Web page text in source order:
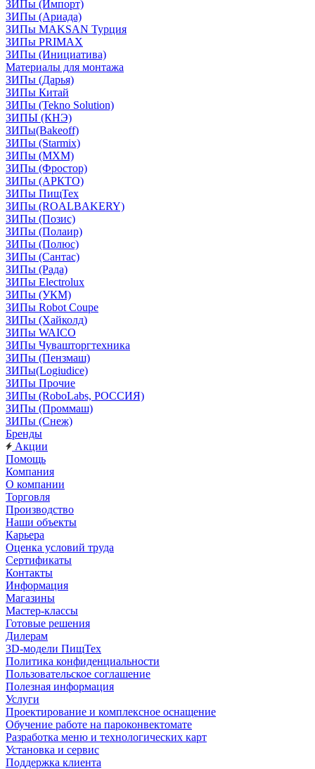
ЗИПы (Импорт)
ЗИПы (Ариада)
ЗИПы MAKSAN Турция
ЗИПы PRIMAX
ЗИПы (Инициатива)
Материалы для монтажа
ЗИПы (Дарья)
ЗИПы Китай
ЗИПы (Tekno Solution)
ЗИПЫ (КНЭ)
ЗИПы(Bakeoff)
ЗИПы (Starmix)
ЗИПы (МХМ)
ЗИПы (Фростор)
ЗИПы (АРКТО)
ЗИПы ПищТех
ЗИПы (ROALBAKERY)
ЗИПы (Позис)
ЗИПы (Полаир)
ЗИПы (Полюс)
ЗИПы (Сантас)
ЗИПы (Рада)
ЗИПы Electrolux
ЗИПы (УКМ)
ЗИПы Robot Coupe
ЗИПы (Хайколд)
ЗИПы WAICO
ЗИПы Чувашторгтехника
ЗИПы (Пензмаш)
ЗИПы(Logiudice)
ЗИПы Прочие
ЗИПы (RoboLabs, РОССИЯ)
ЗИПы (Проммаш)
ЗИПы (Снеж)
Бренды
Акции
Помощь
Компания
О компании
Торговля
Производство
Наши объекты
Карьера
Оценка условий труда
Сертификаты
Контакты
Информация
Магазины
Мастер-классы
Готовые решения
Дилерам
3D-модели ПищТех
Политика конфиденциальности
Пользовательское соглашение
Полезная информация
Услуги
Проектирование и комплексное оснащение
Обучение работе на пароконвектомате
Разработка меню и технологических карт
Установка и сервис
Поддержка клиента